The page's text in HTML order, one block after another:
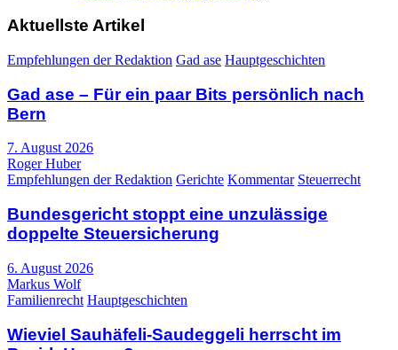
Aktuellste Artikel
Empfehlungen der Redaktion Gad ase Hauptgeschichten
Gad ase – Für ein paar Bits persönlich nach
Bern
7. August 2026
Roger Huber
Empfehlungen der Redaktion Gerichte Kommentar Steuerrecht
Bundesgericht stoppt eine unzulässige
doppelte Steuersicherung
6. August 2026
Markus Wolf
Familienrecht Hauptgeschichten
Wieviel Sauhäfeli-Saudeggeli herrscht im